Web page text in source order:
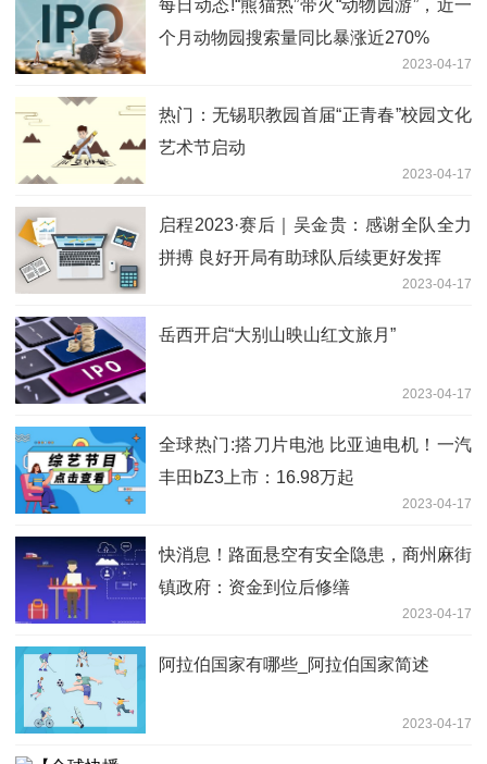
每日动态!“熊猫热”带火“动物园游”，近一
个月动物园搜索量同比暴涨近270%
2023-04-17
热门：无锡职教园首届“正青春”校园文化
艺术节启动
2023-04-17
启程2023·赛后｜吴金贵：感谢全队全力
拼搏 良好开局有助球队后续更好发挥
2023-04-17
岳西开启“大别山映山红文旅月”
2023-04-17
全球热门:搭刀片电池 比亚迪电机！一汽
丰田bZ3上市：16.98万起
2023-04-17
快消息！路面悬空有安全隐患，商州麻街
镇政府：资金到位后修缮
2023-04-17
阿拉伯国家有哪些_阿拉伯国家简述
2023-04-17